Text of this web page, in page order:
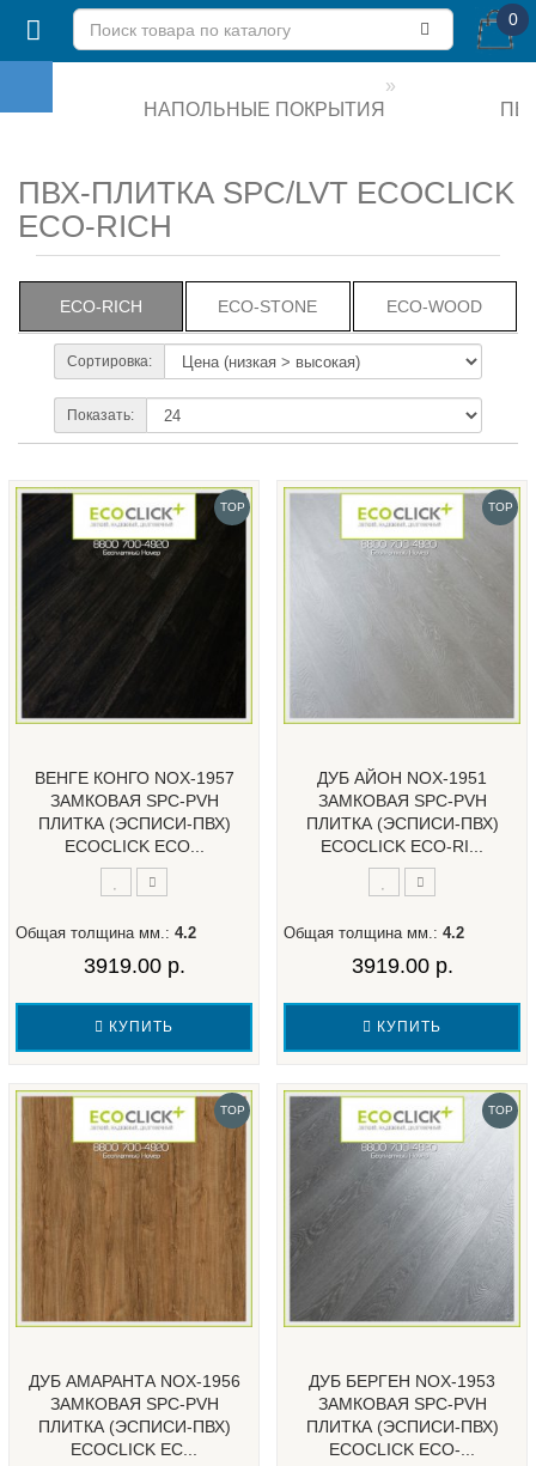
0
НАПОЛЬНЫЕ ПОКРЫТИЯ
ПВХ-ПЛИТКА SPC/LVT ECOCLICK
ECO-RICH
ECO-RICH ECO-STONE ECO-WOOD
Сортировка:
Показать:
TOP
ВЕНГЕ КОНГО NOX-1957
ЗАМКОВАЯ SPC-PVH
ПЛИТКА (ЭСПИСИ-ПВХ)
ECOCLICK ECO...
Общая толщина мм.: 4.2
3919.00 р.
КУПИТЬ
TOP
ДУБ АЙОН NOX-1951
ЗАМКОВАЯ SPC-PVH
ПЛИТКА (ЭСПИСИ-ПВХ)
ECOCLICK ECO-RI...
Общая толщина мм.: 4.2
3919.00 р.
КУПИТЬ
TOP
ДУБ АМАРАНТА NOX-1956
ЗАМКОВАЯ SPC-PVH
ПЛИТКА (ЭСПИСИ-ПВХ)
ECOCLICK EC...
TOP
ДУБ БЕРГЕН NOX-1953
ЗАМКОВАЯ SPC-PVH
ПЛИТКА (ЭСПИСИ-ПВХ)
ECOCLICK ECO-...